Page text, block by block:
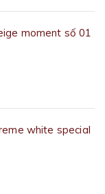
moment số 01
white special